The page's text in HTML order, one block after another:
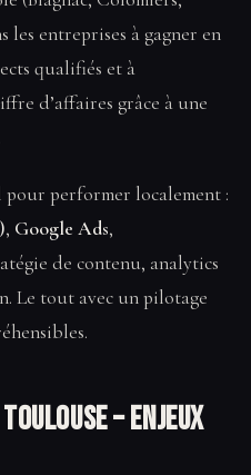
les entreprises à gagner en
qualifiés et à
d’affaires grâce à une
performer localement :
, Google Ads,
de contenu, analytics
Le tout avec un pilotage
– enjeux